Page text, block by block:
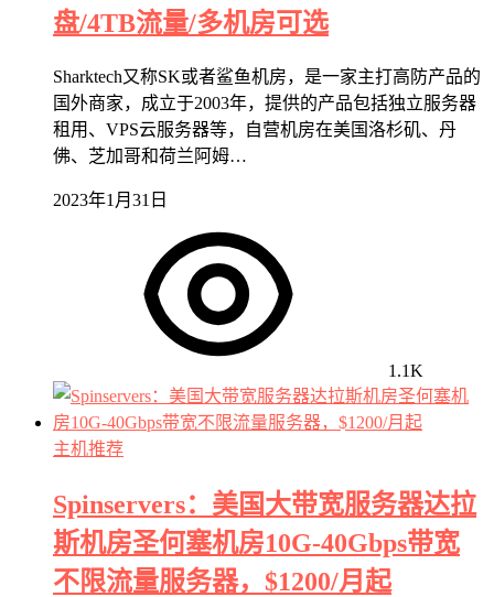
盘/4TB流量/多机房可选
Sharktech又称SK或者鲨鱼机房，是一家主打高防产品的
国外商家，成立于2003年，提供的产品包括独立服务器
租用、VPS云服务器等，自营机房在美国洛杉矶、丹
佛、芝加哥和荷兰阿姆…
2023年1月31日
1.1K
主机推荐
Spinservers：美国大带宽服务器达拉
斯机房圣何塞机房10G-40Gbps带宽
不限流量服务器，$1200/月起